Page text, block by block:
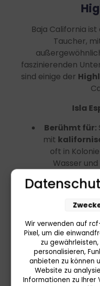
Baja California
Taucher,
faszinierenden
sind einige der
Isla
Berühmt für:
mit
oft in
Wasser
machen es
Rochen
Cabo
Berühmt
Wir verwenden auf
Pixel, um die
zu
personalisieren,
anbieten zu können
Website zu
Informationen zu Ihrer